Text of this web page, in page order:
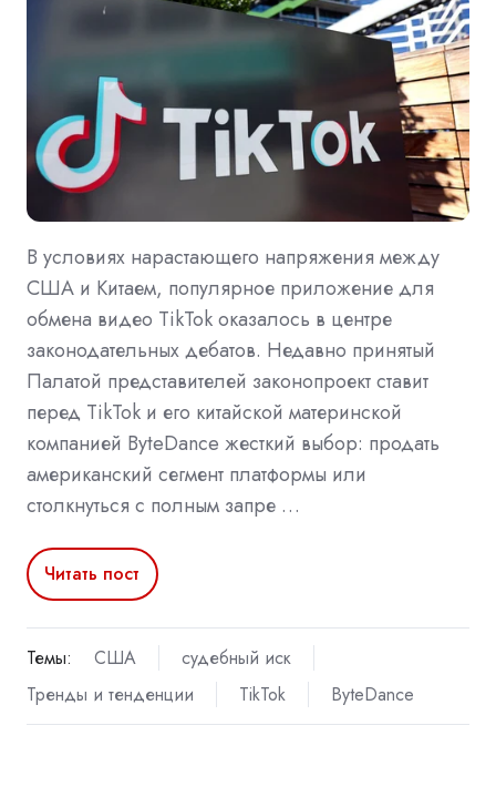
В условиях нарастающего напряжения между
США и Китаем, популярное приложение для
обмена видео TikTok оказалось в центре
законодательных дебатов. Недавно принятый
Палатой представителей законопроект ставит
перед TikTok и его китайской материнской
компанией ByteDance жесткий выбор: продать
американский сегмент платформы или
столкнуться с полным запре …
Читать пост
Темы: США
судебный иск
Тренды и тенденции
TikTok ByteDance